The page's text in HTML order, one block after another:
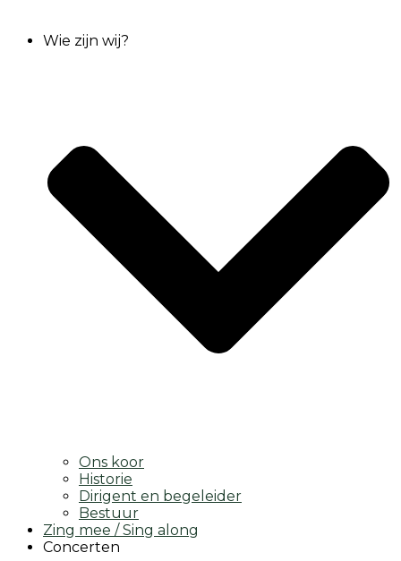
Wie zijn wij?
Ons koor
Historie
Dirigent en begeleider
Bestuur
Zing mee / Sing along
Concerten